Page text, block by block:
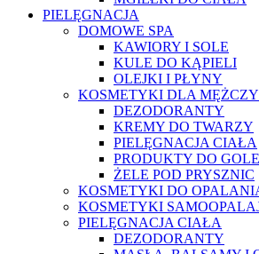
PIELĘGNACJA
DOMOWE SPA
KAWIORY I SOLE
KULE DO KĄPIELI
OLEJKI I PŁYNY
KOSMETYKI DLA
DEZODORANTY
KREMY DO TWARZY
PIELĘGNACJA CIAŁA
PRODUKTY DO
ŻELE POD PRYSZNIC
KOSMETYKI DO
KOSMETYKI
PIELĘGNACJA CIAŁA
DEZODORANTY